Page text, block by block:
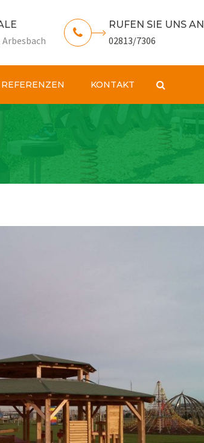
Arbesbach
RUFEN SIE UNS AN
02813/7306
REFERENZEN KONTAKT